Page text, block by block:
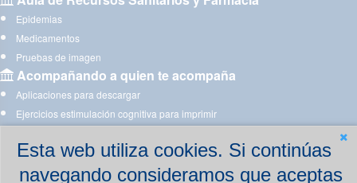
Esta web utiliza cookies. Si continúas
navegando consideramos que aceptas
Epidemias
Medicamentos
Pruebas de imagen
Acompañando a quien te acompaña
Aplicaciones para descargar
Ejercicios estimulación cognitiva para imprimir